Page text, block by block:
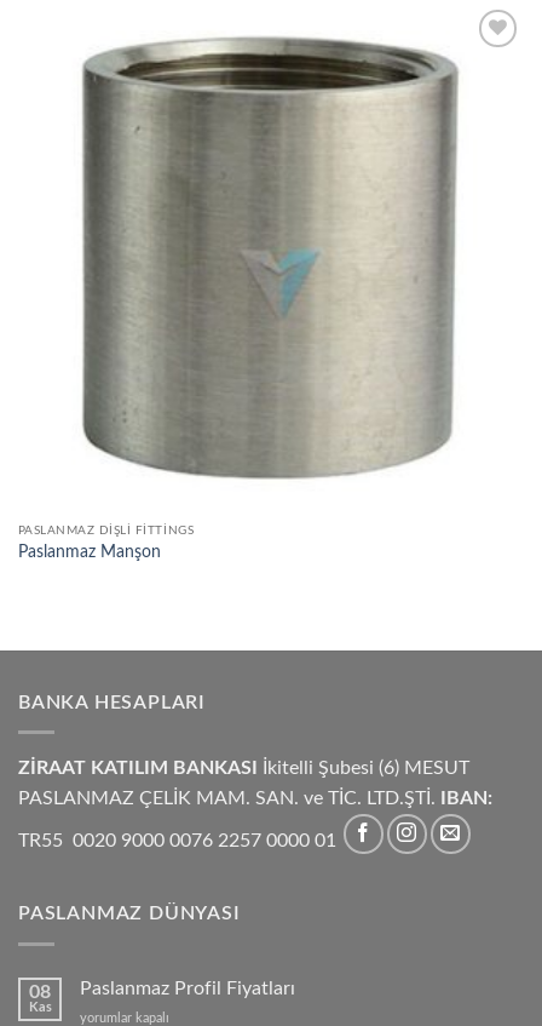
PASLANMAZ DIŞLI FITTINGS
Paslanmaz Manşon
BANKA HESAPLARI
ZİRAAT KATILIM BANKASI
İkitelli Şubesi (6) MESUT
PASLANMAZ ÇELİK MAM. SAN. ve TİC. LTD.ŞTİ.
IBAN:
TR55 0020 9000 0076 2257 0000 01
PASLANMAZ DÜNYASI
08
Kas
Paslanmaz Profil Fiyatları
Paslanmaz
yorumlar kapalı